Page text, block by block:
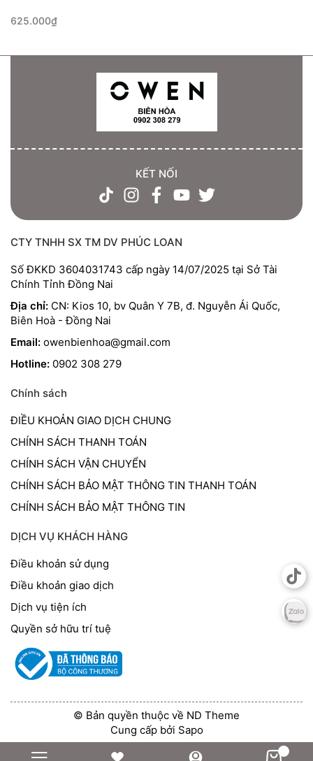
625.000₫
KẾT NỐI
CTY TNHH SX TM DV PHÚC LOAN
Số ĐKKD 3604031743 cấp ngày 14/07/2025 tại Sở Tài
Chính Tỉnh Đồng Nai
Địa chỉ: CN: Kios 10, bv Quân Y 7B, đ. Nguyễn Ái Quốc,
Biên Hoà - Đồng Nai
Email: owenbienhoa@gmail.com
Hotline: 0902 308 279
Chính sách
ĐIỀU KHOẢN GIAO DỊCH CHUNG
CHÍNH SÁCH THANH TOÁN
CHÍNH SÁCH VẬN CHUYỂN
CHÍNH SÁCH BẢO MẬT THÔNG TIN THANH TOÁN
CHÍNH SÁCH BẢO MẬT THÔNG TIN
DỊCH VỤ KHÁCH HÀNG
Điều khoản sử dụng
Điều khoản giao dịch
Dịch vụ tiện ích
Quyền sở hữu trí tuệ
© Bản quyền thuộc về ND Theme
Cung cấp bởi Sapo